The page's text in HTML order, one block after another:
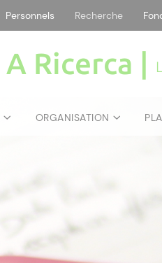
Personnels Recherche
A Ricerca |
ORGANISATION